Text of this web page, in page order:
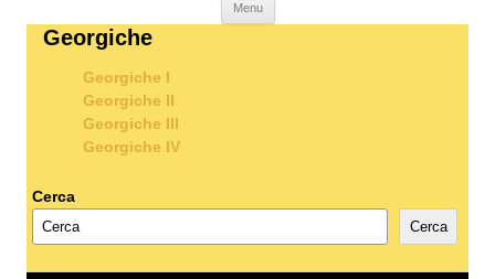
Menu
Georgiche
Georgiche I
Georgiche II
Georgiche III
Georgiche IV
Cerca
Cerca